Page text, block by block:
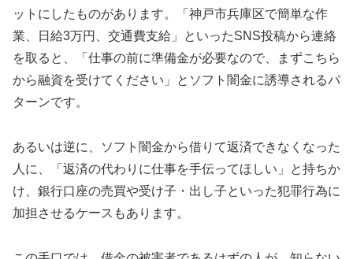
ットにしたものがあります。「神戸市兵庫区で簡単な作
業、日給3万円、交通費支給」といったSNS投稿から連絡
を取ると、「仕事の前に準備金が必要なので、まずこちら
から融資を受けてください」とソフト闇金に誘導されるパ
ターンです。
あるいは逆に、ソフト闇金から借りて返済できなくなった
人に、「返済の代わりに仕事を手伝ってほしい」と持ちか
け、銀行口座の売買や受け子・出し子といった犯罪行為に
加担させるケースもあります。